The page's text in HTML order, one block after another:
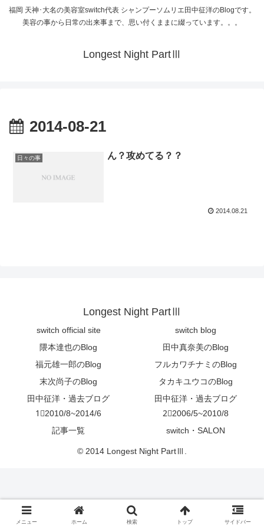
福岡 天神･大名の美容室switch代表 シャンプーソムリエ田中征洋のBlogです。
美容の事から日常の出来事まで、思い付くままに綴っています。。。
Longest Night PartⅢ
2014-08-21
日々の事 ん？攻めてる？？
2014.08.21
Longest Night PartⅢ
switch official site
switch blog
隈本達也のBlog
田中真奈美のBlog
福元雄一郎のBlog
フルカワチナミのBlog
末次尚子のBlog
タカキユウコのBlog
田中征洋・過去ブログ
1⃣2010/8~2014/6
田中征洋・過去ブログ
2⃣2006/5~2010/8
記事一覧
switch・SALON
© 2014 Longest Night PartⅢ.
メニュー ホーム 検索 トップ サイドバー